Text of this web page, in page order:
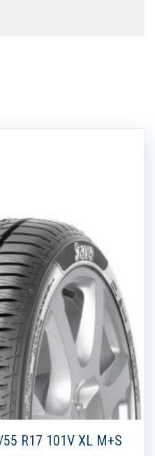
R17 101V XL M+S